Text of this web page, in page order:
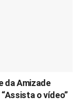
da Amizade
o vídeo”